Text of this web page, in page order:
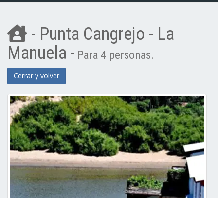
- Punta Cangrejo - La
Manuela - Para 4 personas.
Cerrar y volver